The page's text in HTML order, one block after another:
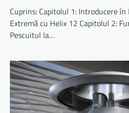
Cuprins: Capitolul 1: Introducere
Extremă cu Helix 12 Capitolul 2:
Pescuitul la…